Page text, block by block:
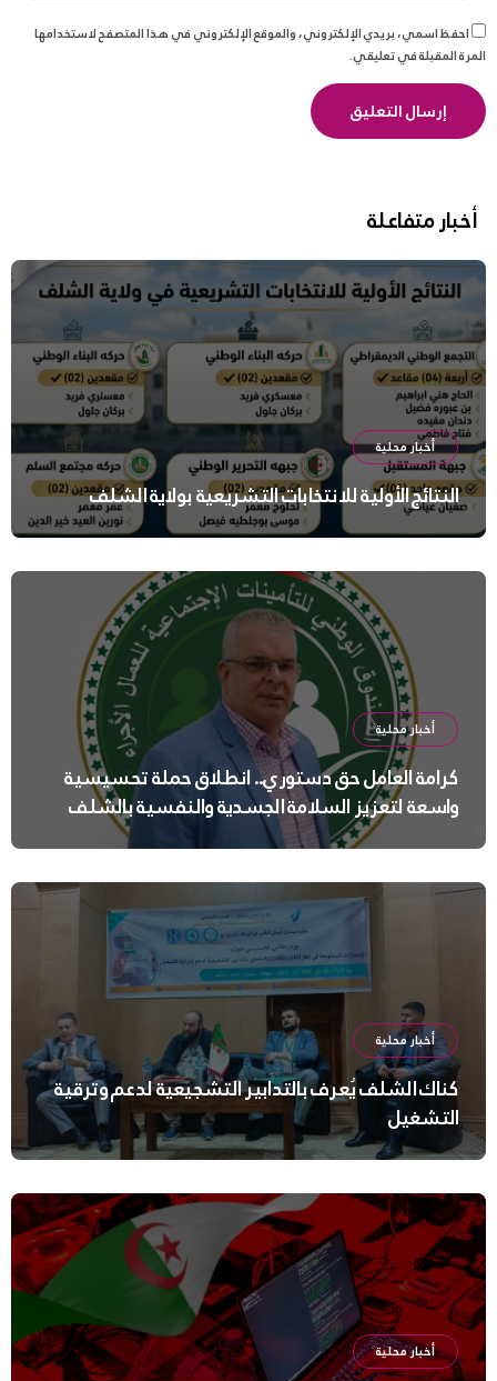
احفظ اسمي، بريدي الإلكتروني، والموقع الإلكتروني في هذا المتصفح لاستخدامها
المرة المقبلة في تعليقي.
أخبار متفاعلة
أخبار محلية
النتائج الأولية للانتخابات التشريعية بولاية الشلف
أخبار محلية
كرامة العامل حق دستوري.. انطلاق حملة تحسيسية
واسعة لتعزيز السلامة الجسدية والنفسية بالشلف
أخبار محلية
كناك الشلف يُعرف بالتدابير التشجيعية لدعم وترقية
التشغيل
أخبار محلية